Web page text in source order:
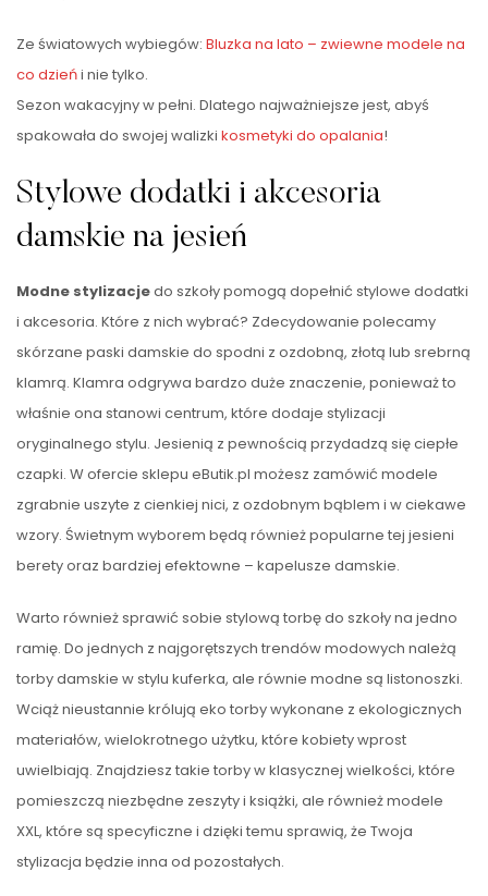
Ze światowych wybiegów: Bluzka na lato – zwiewne modele na
co dzieńi nie tylko.
Sezon wakacyjny w pełni. Dlatego najważniejsze jest, abyś
spakowała do swojej walizki kosmetyki do opalania!
Stylowe dodatki i akcesoria
damskie na jesień
Modne stylizacjedo szkoły pomogą dopełnić stylowe dodatki
i akcesoria. Które z nich wybrać? Zdecydowanie polecamy
skórzane paski damskie do spodni z ozdobną, złotą lub srebrną
klamrą. Klamra odgrywa bardzo duże znaczenie, ponieważ to
właśnie ona stanowi centrum, które dodaje stylizacji
oryginalnego stylu. Jesienią z pewnością przydadzą się ciepłe
czapki. W ofercie sklepu eButik.pl możesz zamówić modele
zgrabnie uszyte z cienkiej nici, z ozdobnym bąblem i w ciekawe
wzory. Świetnym wyborem będą również popularne tej jesieni
berety oraz bardziej efektowne – kapelusze damskie.
Warto również sprawić sobie stylową torbę do szkoły na jedno
ramię. Do jednych z najgorętszych trendów modowych należą
torby damskie w stylu kuferka, ale równie modne są listonoszki.
Wciąż nieustannie królują eko torby wykonane z ekologicznych
materiałów, wielokrotnego użytku, które kobiety wprost
uwielbiają. Znajdziesz takie torby w klasycznej wielkości, które
pomieszczą niezbędne zeszyty i książki, ale również modele
XXL, które są specyficzne i dzięki temu sprawią, że Twoja
stylizacja będzie inna od pozostałych.